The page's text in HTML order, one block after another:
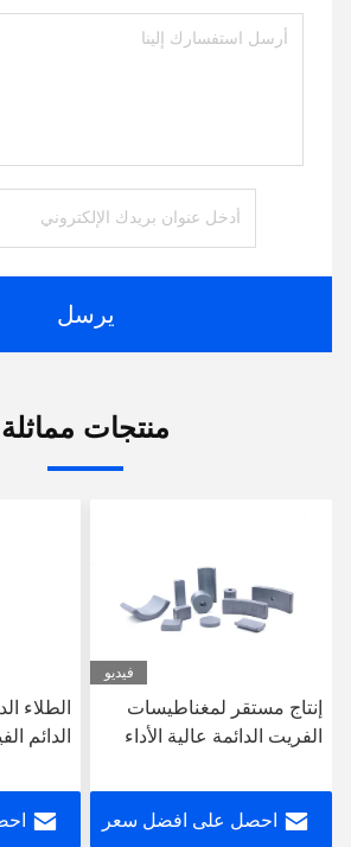
يرسل
منتجات مماثلة
فيديو
إنتاج مستقر لمغناطيسات
الفريت الدائمة عالية الأداء
الدراجات النارية
احصل على افضل سعر
الطلاء
الدائم
الحزمة